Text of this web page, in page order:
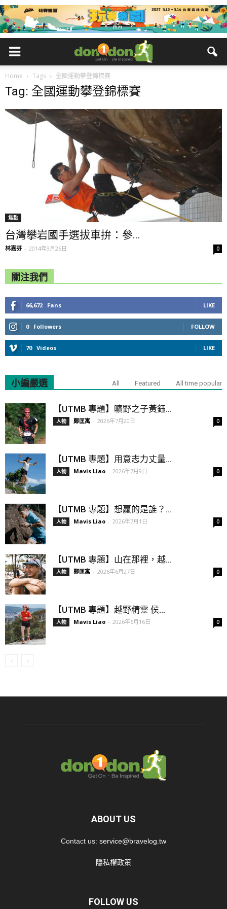
Home Tags 全國運動攀登錦標賽
Tag: 全國運動攀登錦標賽
焦點
台灣攀岩國手選拔車拚：參...
林嘉芬 - 2014年9月26日 0
關注我們
66,672 Fans LIKE
0 Followers FOLLOW
70 Videos LIKE
小編嚴選 All Featured All time popular
【UTMB 專題】曠野之子黃鈺...
人物 鄭匡寓 - 2026年7月20日 0
【UTMB 專題】用意志力丈量...
人物 Mavis Liao - 2026年7月9日 0
【UTMB 專題】想贏的是誰？...
人物 Mavis Liao - 2026年7月1日 0
【UTMB 專題】山在那裡，越...
人物 鄭匡寓 - 2026年6月27日 0
【UTMB 專題】越野精靈 侯...
人物 Mavis Liao - 2026年6月16日 0
ABOUT US
Contact us: service@bravelog.tw
隱私權政策
FOLLOW US